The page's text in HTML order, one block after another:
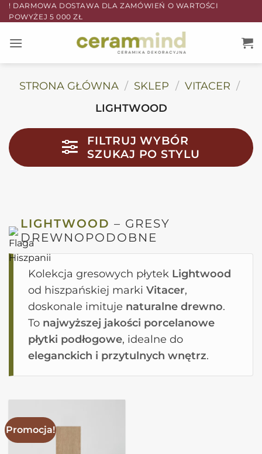
Przewiń
do
! DARMOWA DOSTAWA DLA ZAMÓWIEŃ O WARTOŚCI
POWYŻEJ 5 000 ZŁ
STRONA GŁÓWNA / SKLEP / VITACER /
LIGHTWOOD
FILTRUJ WYBÓR
SZUKAJ PO STYLU
LIGHTWOOD – GRESY
DREWNOPODOBNE
Kolekcja gresowych płytek Lightwood
od hiszpańskiej marki Vitacer,
doskonale imituje naturalne drewno.
To najwyższej jakości porcelanowe
płytki podłogowe, idealne do
eleganckich i przytulnych wnętrz.
Promocja!